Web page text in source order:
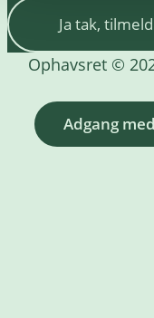
Ja tak,
Ophavsret ©